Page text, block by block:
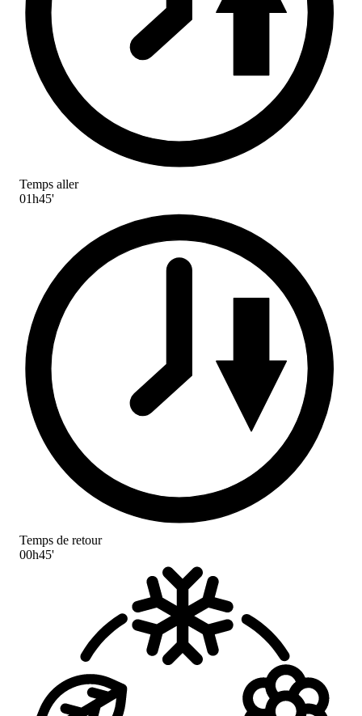
Temps aller
01h45'
Temps de retour
00h45'